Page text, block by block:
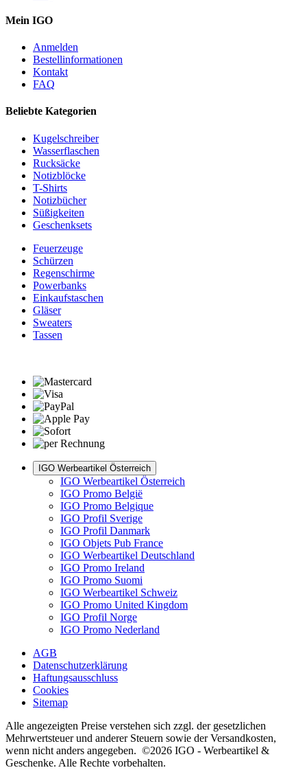
Mein IGO
Anmelden
Bestellinformationen
Kontakt
FAQ
Beliebte Kategorien
Kugelschreiber
Wasserflaschen
Rucksäcke
Notizblöcke
T-Shirts
Notizbücher
Süßigkeiten
Geschenksets
Feuerzeuge
Schürzen
Regenschirme
Powerbanks
Einkaufstaschen
Gläser
Sweaters
Tassen
IGO Werbeartikel Österreich
IGO Werbeartikel Österreich
IGO Promo België
IGO Promo Belgique
IGO Profil Sverige
IGO Profil Danmark
IGO Objets Pub France
IGO Werbeartikel Deutschland
IGO Promo Ireland
IGO Promo Suomi
IGO Werbeartikel Schweiz
IGO Promo United Kingdom
IGO Profil Norge
IGO Promo Nederland
AGB
Datenschutzerklärung
Haftungsausschluss
Cookies
Sitemap
Alle angezeigten Preise verstehen sich zzgl. der gesetzlichen
Mehrwertsteuer und anderer Steuern sowie der Versandkosten,
wenn nicht anders angegeben. ©2026 IGO - Werbeartikel &
Geschenke. Alle Rechte vorbehalten.